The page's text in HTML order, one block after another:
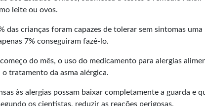
leite ou ovos.
crianças foram capazes de tolerar sem sintomas uma
7% conseguiram fazê-lo.
do mês, o uso do medicamento para alergias
tratamento da asma alérgica.
às alergias possam baixar completamente a guarda e
os cientistas, reduzir as reações perigosas.